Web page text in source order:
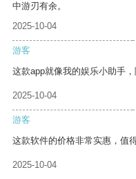
中游刃有余。
2025-10-04
游客
这款app就像我的娱乐小助手
2025-10-04
游客
这款软件的价格非常实惠，值得
2025-10-04